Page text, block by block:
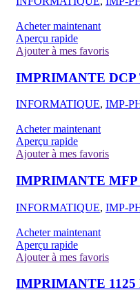
Acheter maintenant
Aperçu rapide
Ajouter à mes favoris
IMPRIMANTE DCP
INFORMATIQUE, IMP-
Acheter maintenant
Aperçu rapide
Ajouter à mes favoris
IMPRIMANTE MFP
INFORMATIQUE, IMP-
Acheter maintenant
Aperçu rapide
Ajouter à mes favoris
IMPRIMANTE